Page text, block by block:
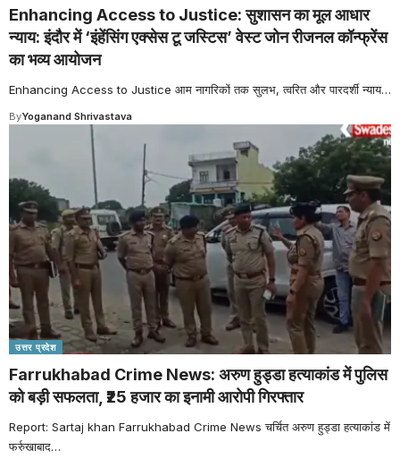
Enhancing Access to Justice: सुशासन का मूल आधार
न्याय: इंदौर में ‘इंहेंसिंग एक्सेस टू जस्टिस’ वेस्ट जोन रीजनल कॉन्फ्रेंस
का भव्य आयोजन
Enhancing Access to Justice आम नागरिकों तक सुलभ, त्वरित और पारदर्शी न्याय…
ByYoganand Shrivastava
उत्तर प्रदेश
Farrukhabad Crime News: अरुण हुड्डा हत्याकांड में पुलिस
को बड़ी सफलता, ₹25 हजार का इनामी आरोपी गिरफ्तार
Report: Sartaj khan Farrukhabad Crime News चर्चित अरुण हुड्डा हत्याकांड में
फर्रुखाबाद…